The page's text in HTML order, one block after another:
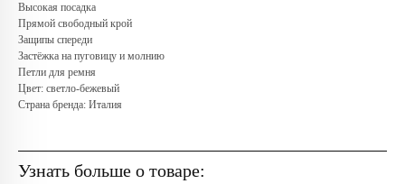
Высокая посадка
Прямой свободный крой
Защипы спереди
Застёжка на пуговицу и молнию
Петли для ремня
Цвет: светло-бежевый
Страна бренда: Италия
Узнать больше о товаре:
Адрес:Москва, Пресненская наб.,
д.2, ТРЦ «Афимолл», 1 этаж
Телефон:
+7 (966) 019-41-76